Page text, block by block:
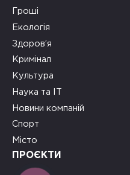
Гроші
Екологія
Здоров’я
Кримінал
Культура
Наука та ІТ
Новини компаній
Спорт
Місто
ПРОЄКТИ